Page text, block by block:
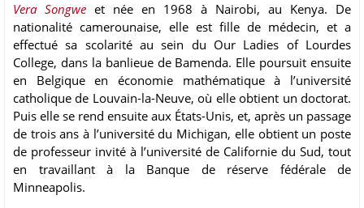
Vera Songwe et née en 1968 à Nairobi, au Kenya. De
nationalité camerounaise, elle est fille de médecin, et a
effectué sa scolarité au sein du Our Ladies of Lourdes
College, dans la banlieue de Bamenda. Elle poursuit ensuite
en Belgique en économie mathématique à l’université
catholique de Louvain-la-Neuve, où elle obtient un doctorat.
Puis elle se rend ensuite aux États-Unis, et, après un passage
de trois ans à l’université du Michigan, elle obtient un poste
de professeur invité à l’université de Californie du Sud, tout
en travaillant à la Banque de réserve fédérale de
Minneapolis.